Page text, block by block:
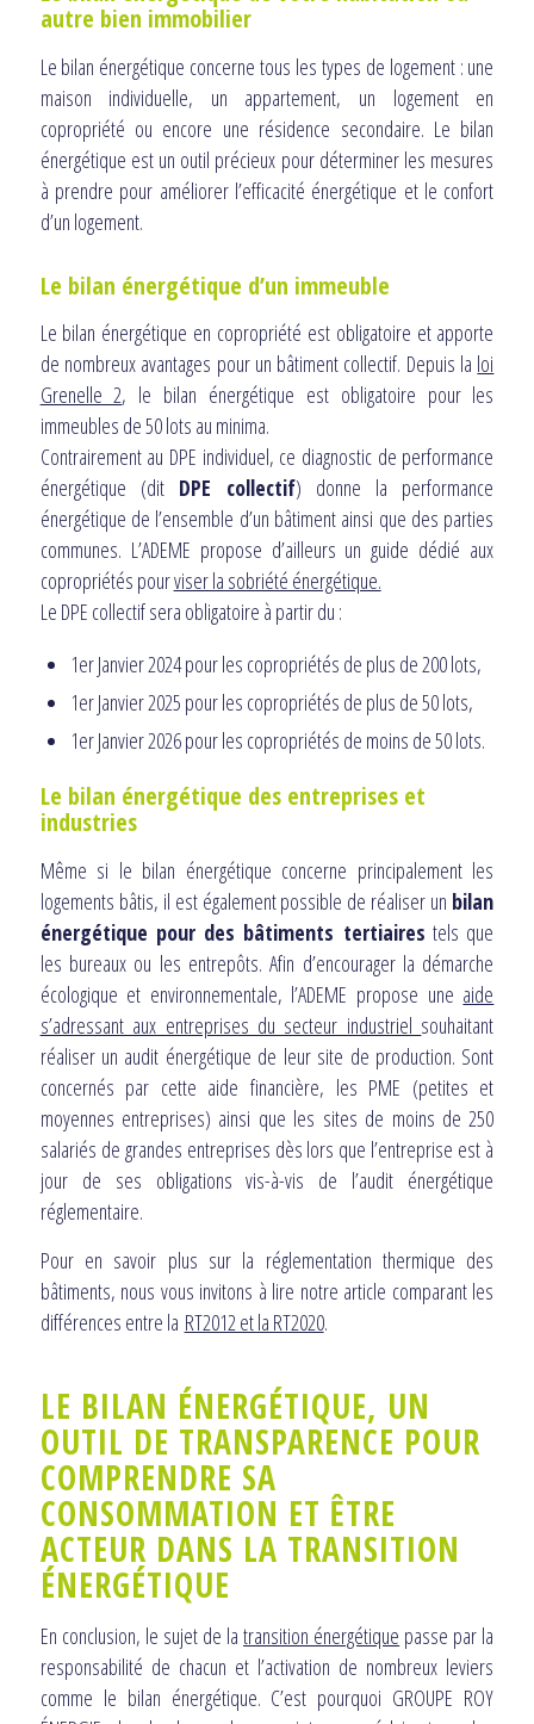
autre bien immobilier
Le bilan énergétique concerne tous les types de logement : une
maison individuelle, un appartement, un logement en
copropriété ou encore une résidence secondaire. Le bilan
énergétique est un outil précieux pour déterminer les mesures
à prendre pour améliorer l’efficacité énergétique et le confort
d’un logement.
Le bilan énergétique d’un immeuble
Le bilan énergétique en copropriété est obligatoire et apporte
de nombreux avantages pour un bâtiment collectif. Depuis la loi
Grenelle 2, le bilan énergétique est obligatoire pour les
immeubles de 50 lots au minima.
Contrairement au DPE individuel, ce diagnostic de performance
énergétique (dit DPE collectif) donne la performance
énergétique de l’ensemble d’un bâtiment ainsi que des parties
communes. L’ADEME propose d’ailleurs un guide dédié aux
copropriétés pourviser la sobriété énergétique.
Le DPE collectif sera obligatoire à partir du :
1er Janvier 2024 pour les copropriétés de plus de 200 lots,
1er Janvier 2025 pour les copropriétés de plus de 50 lots,
1er Janvier 2026 pour les copropriétés de moins de 50 lots.
Le bilan énergétique des entreprises et
industries
Même si le bilan énergétique concerne principalement les
logements bâtis, il est également possible de réaliser un bilan
énergétique pour des bâtiments tertiaires tels que
les bureaux ou les entrepôts. Afin d’encourager la démarche
écologique et environnementale, l’ADEME propose une aide
s’adressant aux entreprises du secteur industriel souhaitant
réaliser un audit énergétique de leur site de production. Sont
concernés par cette aide financière, les PME (petites et
moyennes entreprises) ainsi que les sites de moins de 250
salariés de grandes entreprises dès lors que l’entreprise est à
jour de ses obligations vis-à-vis de l’audit énergétique
réglementaire.
Pour en savoir plus sur la réglementation thermique des
bâtiments, nous vous invitons à lire notre article comparant les
différences entre la RT2012 et la RT2020.
LE BILAN ÉNERGÉTIQUE, UN
OUTIL DE TRANSPARENCE POUR
COMPRENDRE SA
CONSOMMATION ET ÊTRE
ACTEUR DANS LA TRANSITION
ÉNERGÉTIQUE
En conclusion, le sujet de latransition énergétique passe par la
responsabilité de chacun et l’activation de nombreux leviers
comme le bilan énergétique. C’est pourquoi GROUPE ROY